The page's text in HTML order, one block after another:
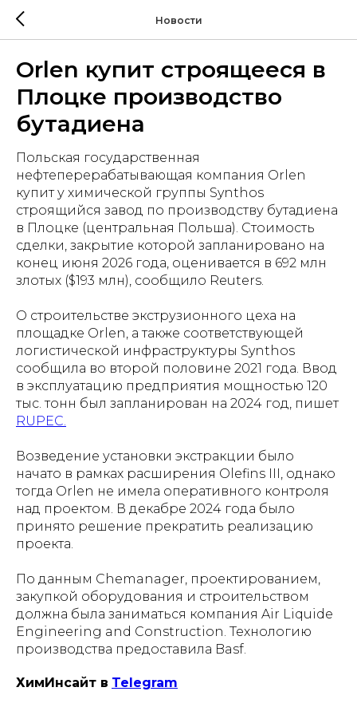
Новости
Orlen купит строящееся в
Плоцке производство
бутадиена
Польская государственная
нефтеперерабатывающая компания Orlen
купит у химической группы Synthos
строящийся завод по производству бутадиена
в Плоцке (центральная Польша). Стоимость
сделки, закрытие которой запланировано на
конец июня 2026 года, оценивается в 692 млн
злотых ($193 млн), сообщило Reuters.
О строительстве экструзионного цеха на
площадке Orlen, а также соответствующей
логистической инфраструктуры Synthos
сообщила во второй половине 2021 года. Ввод
в эксплуатацию предприятия мощностью 120
тыс. тонн был запланирован на 2024 год, пишет
RUPEC.
Возведение установки экстракции было
начато в рамках расширения Olefins III, однако
тогда Orlen не имела оперативного контроля
над проектом. В декабре 2024 года было
принято решение прекратить реализацию
проекта.
По данным Сhemanager, проектированием,
закупкой оборудования и строительством
должна была заниматься компания Air Liquide
Engineering and Construction. Технологию
производства предоставила Basf.
ХимИнсайт в Telegram